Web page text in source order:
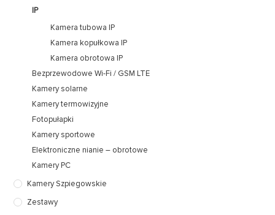
IP
Kamera tubowa IP
Kamera kopułkowa IP
Kamera obrotowa IP
Bezprzewodowe Wi-Fi / GSM LTE
Kamery solarne
Kamery termowizyjne
Fotopułapki
Kamery sportowe
Elektroniczne nianie – obrotowe
Kamery PC
Kamery Szpiegowskie
Zestawy